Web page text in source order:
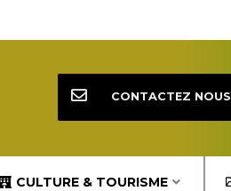
CULTURE & TOURISME
CONTACTEZ NOUS